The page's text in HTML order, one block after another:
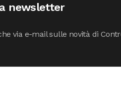
newsletter
via e-mail sulle novità di